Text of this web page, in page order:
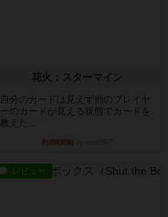
花火：スターマイン
自分のカードは見えず他のプレイヤ
ーのカードが見える状態でカードを
教えた...
約4時間前
レビュー